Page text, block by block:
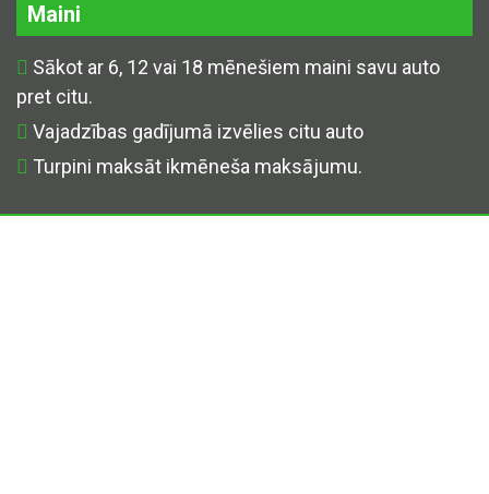
Maini
Sākot ar 6, 12 vai 18 mēnešiem maini savu auto
pret citu.
Vajadzības gadījumā izvēlies citu auto
Turpini maksāt ikmēneša maksājumu.